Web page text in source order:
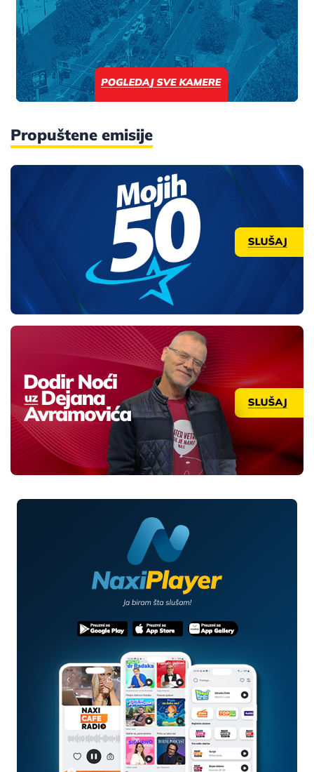
Propuštene emisije